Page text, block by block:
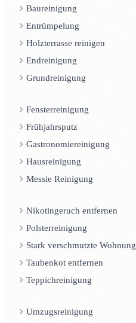
Baureinigung
Entrümpelung
Holzterrasse reinigen
Endreinigung
Grundreinigung
Fensterreinigung
Frühjahrsputz
Gastronomiereinigung
Hausreinigung
Messie Reinigung
Nikotingeruch entfernen
Polsterreinigung
Stark verschmutzte Wohnung
Taubenkot entfernen
Teppichreinigung
Umzugsreinigung